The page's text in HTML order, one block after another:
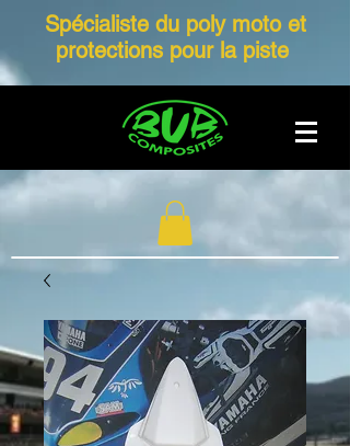
Spécialiste du poly moto et
protections pour la piste